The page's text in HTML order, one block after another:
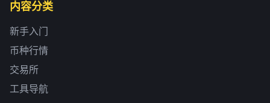
内容分类
新手入门
币种行情
交易所
工具导航